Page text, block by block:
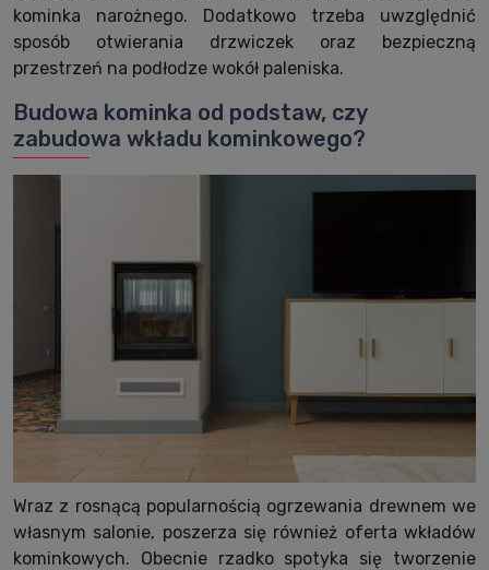
kominka narożnego. Dodatkowo trzeba uwzględnić
sposób otwierania drzwiczek oraz bezpieczną
przestrzeń na podłodze wokół paleniska.
Budowa kominka od podstaw, czy
zabudowa wkładu kominkowego?
Wraz z rosnącą popularnością ogrzewania drewnem we
własnym salonie, poszerza się również oferta wkładów
kominkowych. Obecnie rzadko spotyka się tworzenie